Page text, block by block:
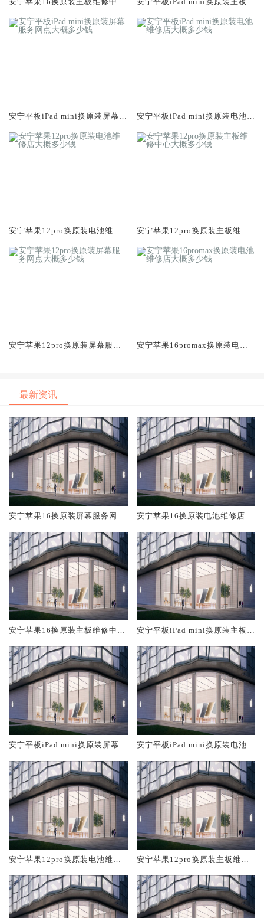
安宁平板iPad mini换原装屏幕服
安宁平板iPad mini换原装电池维
安宁苹果12pro换原装电池维修
安宁苹果12pro换原装主板维修
安宁苹果12pro换原装屏幕服务
安宁苹果16promax换原装电池
最新资讯
安宁苹果16换原装屏幕服务网点
安宁苹果16换原装电池维修店大
安宁苹果16换原装主板维修中心
安宁平板iPad mini换原装主板维
安宁平板iPad mini换原装屏幕服
安宁平板iPad mini换原装电池维
安宁苹果12pro换原装电池维修
安宁苹果12pro换原装主板维修